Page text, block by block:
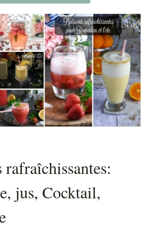
rafraîchissantes:
jus, Cocktail,